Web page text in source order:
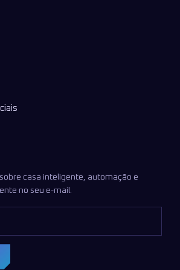
casa inteligente, automação e
no seu e-mail.